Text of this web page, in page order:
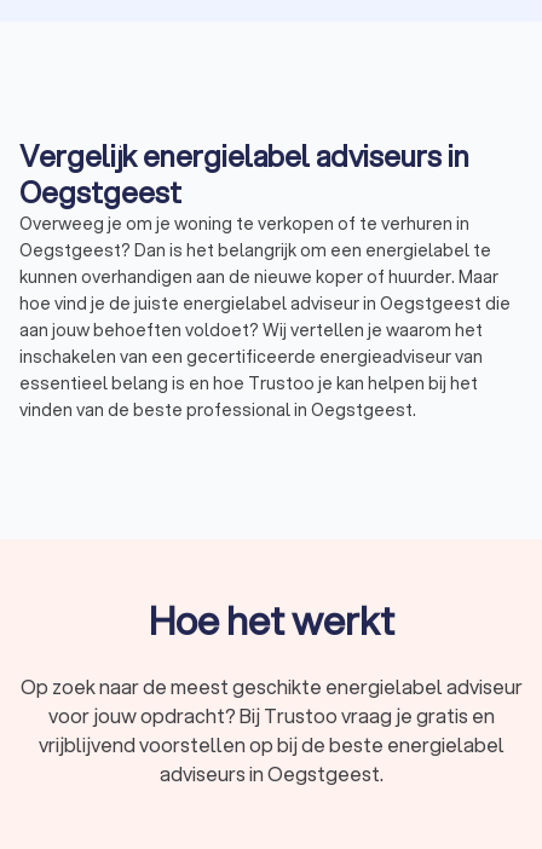
Vergelijk energielabel adviseurs in
Oegstgeest
Overweeg je om je woning te verkopen of te verhuren in
Oegstgeest? Dan is het belangrijk om een energielabel te
kunnen overhandigen aan de nieuwe koper of huurder. Maar
hoe vind je de juiste energielabel adviseur in Oegstgeest die
aan jouw behoeften voldoet? Wij vertellen je waarom het
inschakelen van een gecertificeerde energieadviseur van
essentieel belang is en hoe Trustoo je kan helpen bij het
vinden van de beste professional in Oegstgeest.
zien hoe energiezuinig je woning is. Het verkrijgen van een
energielabel vereist echter expertise en kennis van
van een gecertificeerde energielabel adviseur van essentieel
belang. Via Trustoo kun je eenvoudig vier offertes van
gecertificeerde energielabel adviseurs in Oegstgeest
vergelijken. Zo vind je de beste professional in Oegstgeest
Hoe het werkt
Op zoek naar de meest geschikte energielabel adviseur
voor jouw opdracht? Bij Trustoo vraag je gratis en
vrijblijvend voorstellen op bij de beste energielabel
adviseurs in Oegstgeest.